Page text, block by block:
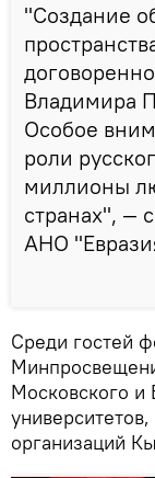
"Создание
Владимира
Особое
роли
миллионы
странах", —
АНО
Среди гостей
Московского и
организаций